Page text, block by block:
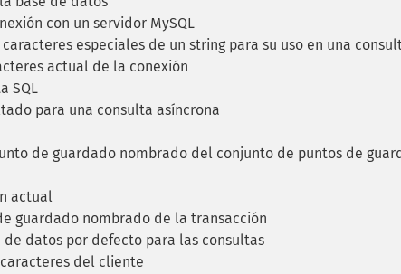
con un servidor MySQL
especiales de un string para su uso en una
actual de la conexión
SQL
para una consulta asíncrona
de guardado nombrado del conjunto de puntos de
actual
guardado nombrado de la transacción
datos por defecto para las consultas
del cliente